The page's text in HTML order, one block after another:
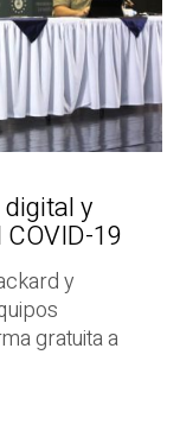
y
19
y
gratuita a